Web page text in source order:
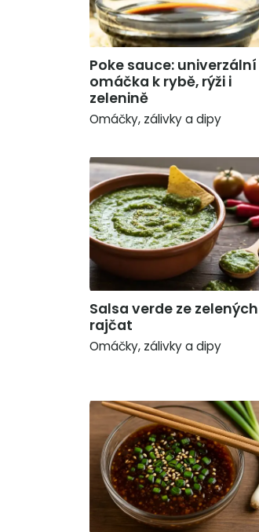
Poke sauce: univerzální
omáčka k rybě, rýži i
zelenině
Omáčky, zálivky a dipy
Salsa verde ze zelených
rajčat
Omáčky, zálivky a dipy